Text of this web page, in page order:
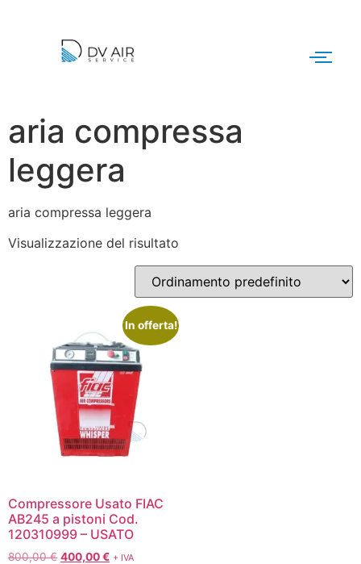
aria compressa
leggera
aria compressa leggera
Visualizzazione del risultato
In offerta!
Compressore Usato FIAC
AB245 a pistoni Cod.
120310999 – USATO
800,00€ 400,00€ + IVA